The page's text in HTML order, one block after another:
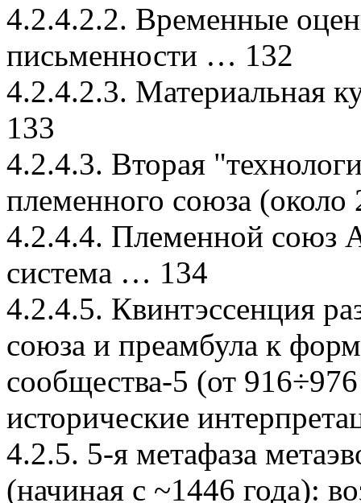
4.2.4.2.2. Временные
письменности … 132
4.2.4.2.3. Материальная
133
4.2.4.3. Вторая
племенного союза
4.2.4.4. Племенной союз
система … 134
4.2.4.5. Квинтэссенция
союза и преамбула к
сообщества-5 (от
исторические
4.2.5. 5-я метафаза
(начиная с ~1446 года):